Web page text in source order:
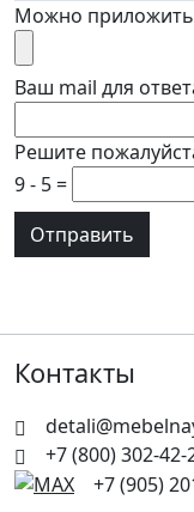
Можно
Ваш mail для
Решите
9 - 5 =
Контакты
+7 (800) 302-42-
+7 (905)